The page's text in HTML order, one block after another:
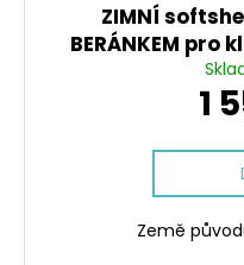
ZIMNÍ
BERÁNKEM
1
Země